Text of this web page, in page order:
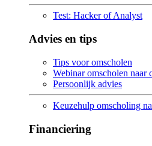
Test: Hacker of Analyst
Advies en tips
Tips voor omscholen
Webinar omscholen naar
Persoonlijk advies
Keuzehulp omscholing
Financiering